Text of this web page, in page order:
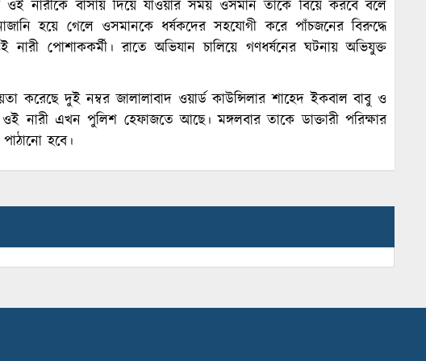
নারীকে বাসায় দিয়ে যাওয়ার সময় ওসমান তাকে বিয়ে করবে বলে
হয়ে গেলে ওসমানকে ধর্ষকদের সহযোগী করে পাঁচজনের বিরুদ্ধে
পোশাককর্মী। রাতে অভিযান চালিয়ে গণধর্ষনের ঘটনায় অভিযুক্ত
দুই নম্বর জালালাবাদ ওয়ার্ড কাউন্সিলার শাহেদ ইকবাল বাবু ও
নারী এখন পুলিশ হেফাজতে আছে। মঙ্গলবার তাকে ডাক্তারী পরিক্ষার
হবে।